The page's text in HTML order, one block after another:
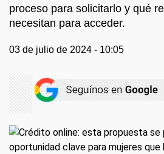
proceso para solicitarlo y qué
necesitan para acceder.
03 de julio de 2024 - 10:05